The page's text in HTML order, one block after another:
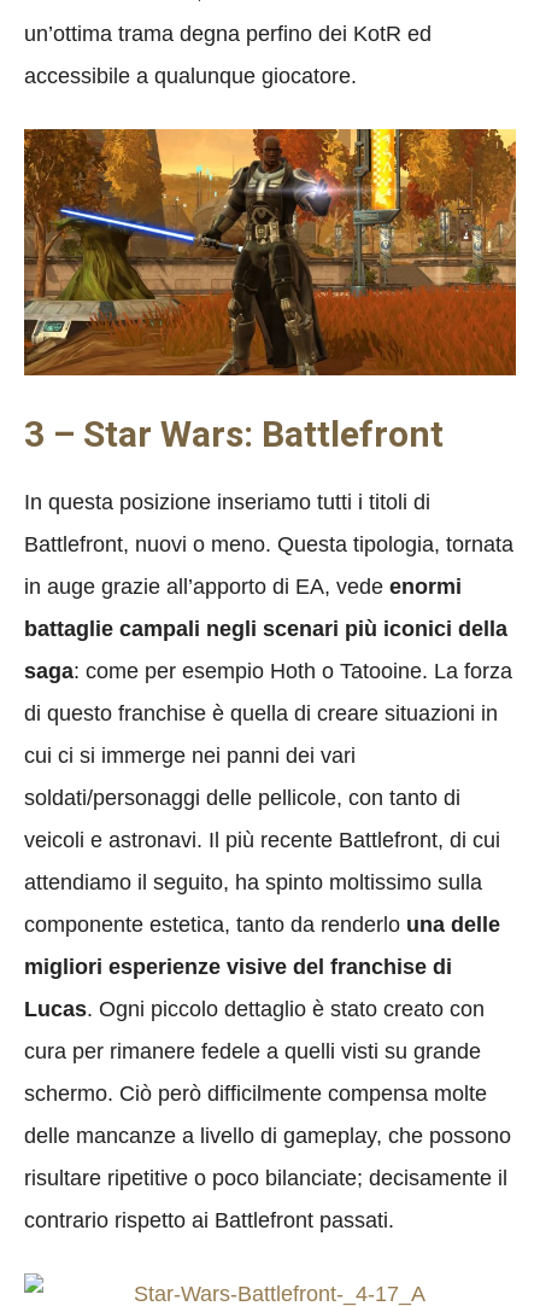
un’ottima trama degna perfino dei KotR ed
accessibile a qualunque giocatore.
3 – Star Wars: Battlefront
In questa posizione inseriamo tutti i titoli di
Battlefront, nuovi o meno. Questa tipologia, tornata
in auge grazie all’apporto di EA, vede enormi
battaglie campali negli scenari più iconici della
saga: come per esempio Hoth o Tatooine. La forza
di questo franchise è quella di creare situazioni in
cui ci si immerge nei panni dei vari
soldati/personaggi delle pellicole, con tanto di
veicoli e astronavi. Il più recente Battlefront, di cui
attendiamo il seguito, ha spinto moltissimo sulla
componente estetica, tanto da renderlo una delle
migliori esperienze visive del franchise di
Lucas. Ogni piccolo dettaglio è stato creato con
cura per rimanere fedele a quelli visti su grande
schermo. Ciò però difficilmente compensa molte
delle mancanze a livello di gameplay, che possono
risultare ripetitive o poco bilanciate; decisamente il
contrario rispetto ai Battlefront passati.